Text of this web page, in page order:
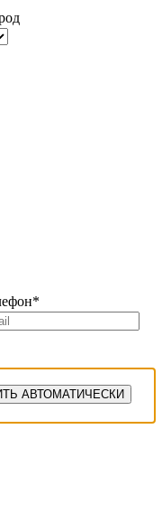
*
АВТОМАТИЧЕСКИ